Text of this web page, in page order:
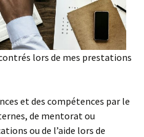
lors de mes prestations
et des compétences par le
de mentorat ou
ou de l’aide lors de